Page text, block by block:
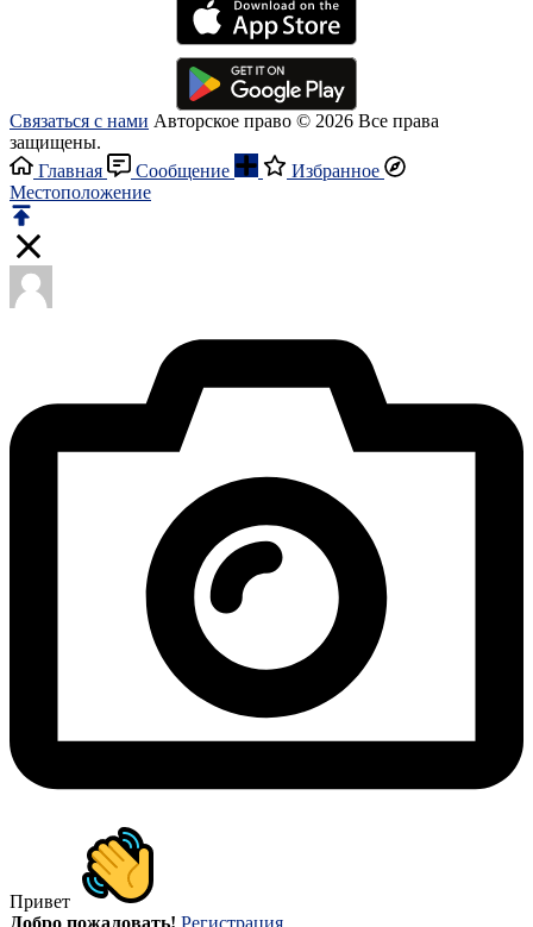
Связаться с нами Авторское право © 2026 Все права
защищены.
Главная
Сообщение
Избранное
Местоположение
Привет
Добро пожаловать! Регистрация